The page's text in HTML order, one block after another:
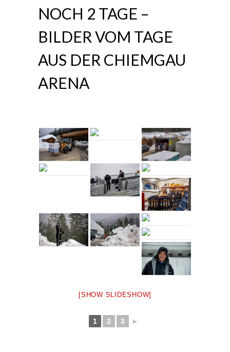
NOCH 2 TAGE –
BILDER VOM TAGE
AUS DER CHIEMGAU
ARENA
[SHOW SLIDESHOW]
1 2 3 ►